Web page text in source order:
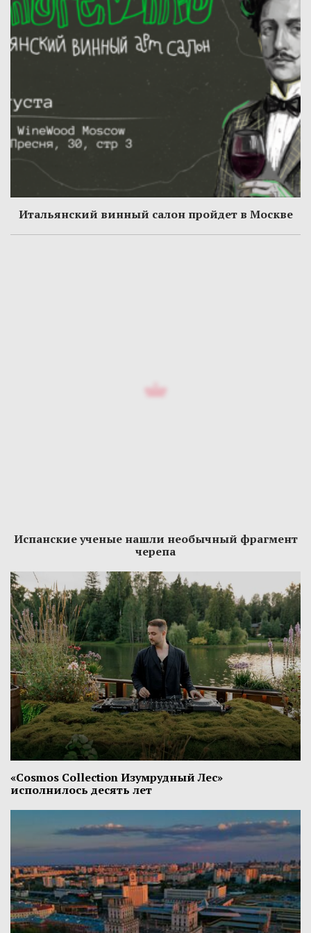
Итальянский винный салон пройдет в Москве
Испанские ученые нашли необычный фрагмент
черепа
«Cosmos Collection Изумрудный Лес»
исполнилось десять лет